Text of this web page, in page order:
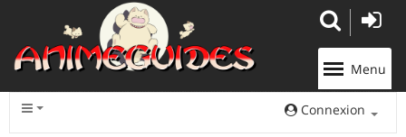
Menu
Connexion
Panneau de gestion des cookies